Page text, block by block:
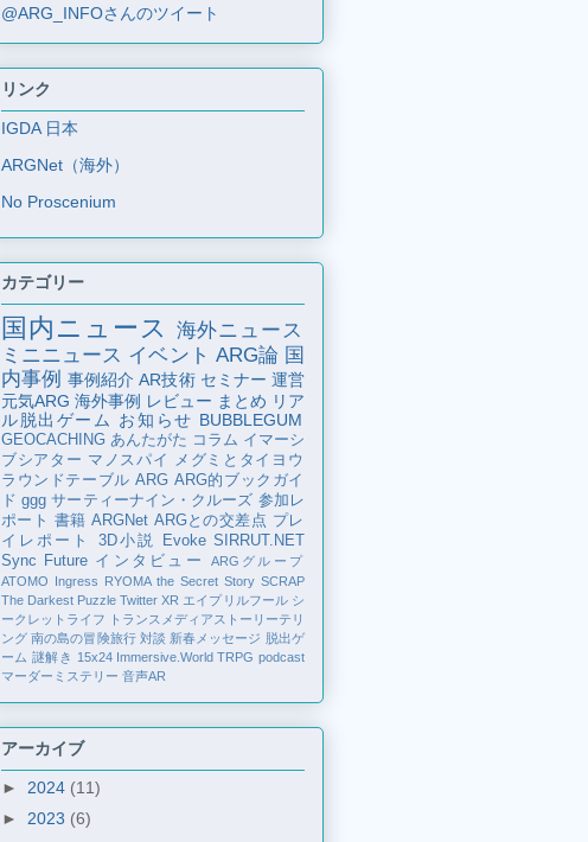
@ARG_INFOさんのツイート
リンク
IGDA 日本
ARGNet（海外）
No Proscenium
カテゴリー
国内ニュース
海外ニュース
ミニニュース イベント ARG論 国
内事例 事例紹介 AR技術 セミナー 運営
元気ARG 海外事例 レビュー まとめ リア
ル脱出ゲーム
お知らせ BUBBLEGUM
GEOCACHING あんたがた コラム イマーシ
ブシアター マノスパイ
メグミとタイヨウ
ラウンドテーブル ARG ARG的ブックガイ
ド ggg サーティーナイン・クルーズ 参加レ
ポート 書籍 ARGNet ARGとの交差点 プレ
イレポート
3D小説 Evoke SIRRUT.NET
Sync Future インタビュー
ARGグループ
ATOMO Ingress RYOMA the Secret Story SCRAP
The Darkest Puzzle Twitter XR エイプリルフール シ
ークレットライフ
トランスメディアストーリーテリ
ング 南の島の冒険旅行 対談 新春メッセージ 脱出ゲ
ーム 謎解き 15x24 Immersive.World TRPG podcast
マーダーミステリー 音声AR
アーカイブ
► 2024 (11)
► 2023 (6)